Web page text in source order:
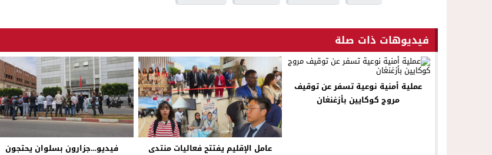
فيديوهات ذات صلة
عملية أمنية نوعية تسفر عن توقيف
مروج كوكايين بأزغنغان
عامل الإقليم يفتتح فعاليات منتدى
فيديو…جزارون بسلوان يحتجون